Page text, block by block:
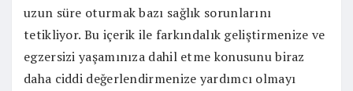
uzun süre oturmak bazı sağlık sorunlarını
tetikliyor. Bu içerik ile farkındalık geliştirmenize ve
egzersizi yaşamınıza dahil etme konusunu biraz
daha ciddi değerlendirmenize yardımcı olmayı